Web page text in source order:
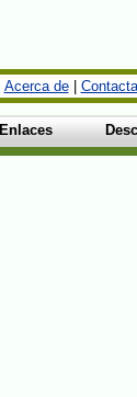
Acerca de|
Enlaces